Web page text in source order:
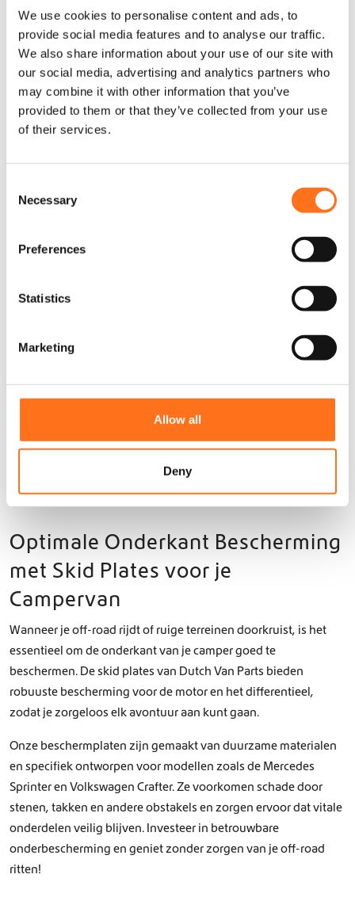
We use cookies to personalise content and ads, to
provide social media features and to analyse our traffic.
We also share information about your use of our site with
our social media, advertising and analytics partners who
may combine it with other information that you’ve
provided to them or that they’ve collected from your use
of their services.
Necessary
Preferences
Statistics
Marketing
Allow all
Deny
Elevate Vans
Lift Kit 50mm
Achterzijde
Sprinter
Elevate Vans
RWD Lift Kit
120mm –
Sprinter
Elevate Vans
eugels
Optimale Onderkant Bescherming
met Skid Plates voor je
Campervan
Wanneer je off-road rijdt of ruige terreinen doorkruist, is het
essentieel om de onderkant van je camper goed te
beschermen. De skid plates van Dutch Van Parts bieden
robuuste bescherming voor de motor en het differentieel,
zodat je zorgeloos elk avontuur aan kunt gaan.
Onze beschermplaten zijn gemaakt van duurzame materialen
en specifiek ontworpen voor modellen zoals de Mercedes
Sprinter en Volkswagen Crafter. Ze voorkomen schade door
stenen, takken en andere obstakels en zorgen ervoor dat vitale
onderdelen veilig blijven. Investeer in betrouwbare
onderbescherming en geniet zonder zorgen van je off-road
ritten!